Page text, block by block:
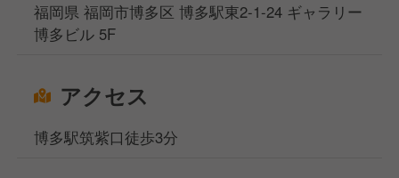
当社は2027年のIPO（株式上場）を予定しており、会
成長していきませんか？
福岡県 福岡市博多区 博多駅東2-1-24 ギャラリー
博多ビル 5F
アクセス
博多駅筑紫口徒歩3分